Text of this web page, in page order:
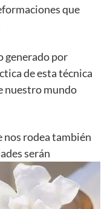
que
generado por
de esta técnica
nuestro mundo
nos rodea también
serán